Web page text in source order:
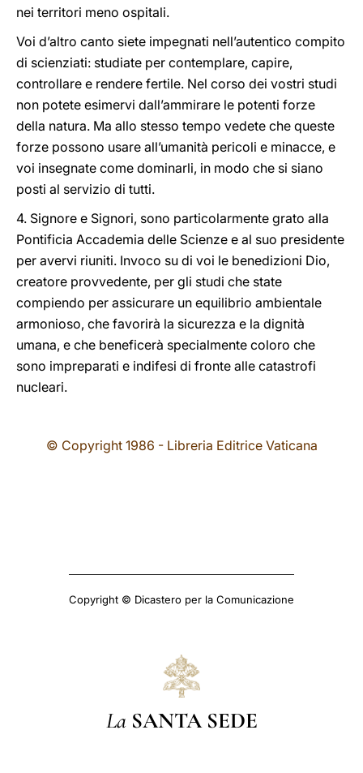
nei territori meno ospitali.
Voi d’altro canto siete impegnati nell’autentico compito
di scienziati: studiate per contemplare, capire,
controllare e rendere fertile. Nel corso dei vostri studi
non potete esimervi dall’ammirare le potenti forze
della natura. Ma allo stesso tempo vedete che queste
forze possono usare all’umanità pericoli e minacce, e
voi insegnate come dominarli, in modo che si siano
posti al servizio di tutti.
4. Signore e Signori, sono particolarmente grato alla
Pontificia Accademia delle Scienze e al suo presidente
per avervi riuniti. Invoco su di voi le benedizioni Dio,
creatore provvedente, per gli studi che state
compiendo per assicurare un equilibrio ambientale
armonioso, che favorirà la sicurezza e la dignità
umana, e che beneficerà specialmente coloro che
sono impreparati e indifesi di fronte alle catastrofi
nucleari.
© Copyright 1986 - Libreria Editrice Vaticana
Copyright © Dicastero per la Comunicazione
La SANTA SEDE